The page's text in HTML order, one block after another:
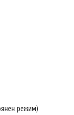
режим)